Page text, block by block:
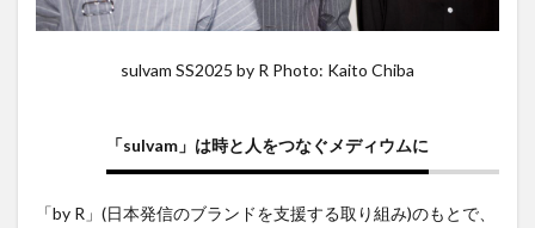
sulvam SS2025 by R Photo: Kaito Chiba
「sulvam」は時と人をつなぐメディウムに
「by R」(日本発信のブランドを支援する取り組み)のもとで、